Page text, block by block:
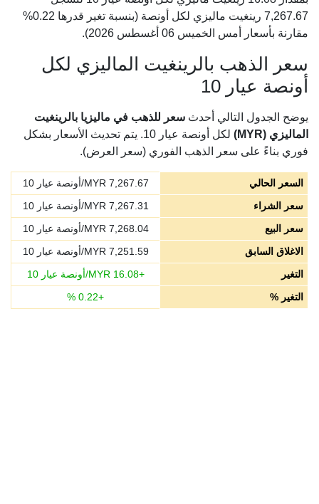
7,267.67 رينغيت ماليزي لكل أونصة (بنسبة تغير قدرها 0.22%
مقارنة بأسعار أمس الخميس 06 أغسطس 2026).
سعر الذهب بالرينغيت الماليزي لكل
أونصة عيار 10
يوضح الجدول التالي أحدث سعر للذهب في ماليزيا بالرينغيت
الماليزي (MYR)
لكل أونصة عيار 10. يتم تحديث الأسعار بشكل
فوري بناءً على سعر الذهب الفوري (سعر العرض).
السعر الحالي 7,267.67
سعر الشراء
7,267.31
سعر البيع
7,268.04
الاغلاق السابق
7,251.59
التغير
+
16.08
التغير %
+
0.22
%